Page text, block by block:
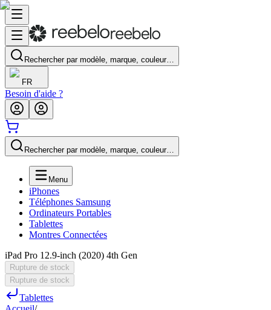
Rechercher par modèle, marque, couleur…
FR
Besoin d'aide ?
Rechercher par modèle, marque, couleur…
Menu
iPhones
Téléphones Samsung
Ordinateurs Portables
Tablettes
Montres Connectées
iPad Pro 12.9-inch (2020) 4th Gen
Rupture de stock
Rupture de stock
Tablettes